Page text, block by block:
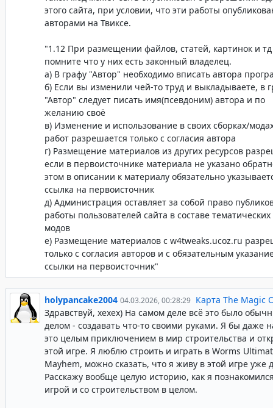
этого сайта, при условии, что эти работы
авторами на Твиксе.
"1.12 При размещении файлов, статей, картинок и
помните что у них есть законный владелец.
а) В графу "Автор" необходимо вписать автора
б) Если вы изменили чей-то труд и выкладываете, в
"Автор" следует писать имя(псевдоним) автора и по
желанию своё
в) Изменение и использование в своих сборках/
работ разрешается только с согласия автора
г) Размещение материалов из других ресурсов
если в первоисточнике материала не указано
этом в описании к материалу обязательно
ссылка на первоисточник
д) Администрация оставляет за собой право
работы пользователей сайта в составе тематических
модов
е) Размещение материалов с w4tweaks.ucoz.ru
только с согласия авторов и с обязательным
ссылки на первоисточник"
holypancake2004 04.03.2026, 00:28:29 Карта The Magic
Здравствуй, хехех) На самом деле всё это было
делом - создавать что-то своими руками. Я бы даже
это целым приключением в мир строительства и
этой игре. Я люблю строить и играть в Worms
Mayhem, можно сказать, что я живу в этой игре уже
Расскажу вообще целую историю, как я
игрой и со строительством в целом.